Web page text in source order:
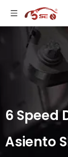
6 Speed
Asiento